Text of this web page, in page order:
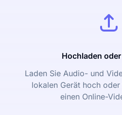
Hochladen
Laden Sie Audio- und
lokalen Gerät hoch
einen Online-